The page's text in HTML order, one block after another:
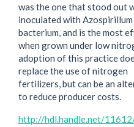
was the one that stood out
inoculated with Azospirillum
bacterium, and is the most
when grown under low
adoption of this practice
replace the use of nitrogen
fertilizers, but can be an
to reduce producer costs.
http://hdl.handle.net/